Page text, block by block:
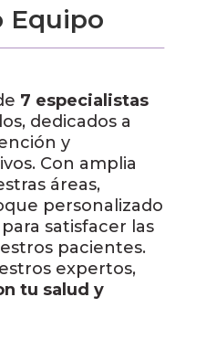
Equipo
7 especialistas
dedicados a
y
Con amplia
áreas,
personalizado
satisfacer las
pacientes.
expertos,
tu salud y